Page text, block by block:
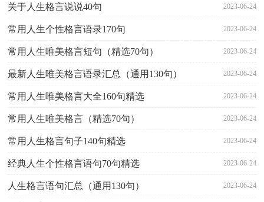
关于人生格言说说40句 2023-06-24
常用人生个性格言语录170句 2023-06-24
常用人生唯美格言短句（精选70句） 2023-06-24
最新人生唯美格言语录汇总（通用130句） 2023-06-24
常用人生唯美格言大全160句精选 2023-06-24
常用人生唯美格言（精选70句） 2023-06-24
常用人生格言句子140句精选 2023-06-24
经典人生个性格言语句70句精选 2023-06-24
人生格言语句汇总（通用130句） 2023-06-24